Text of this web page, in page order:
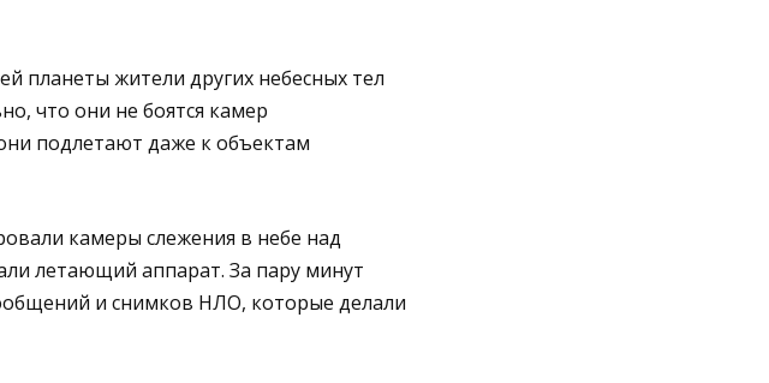
планеты жители других небесных тел
что они не боятся камер
подлетают даже к объектам
камеры слежения в небе над
летающий аппарат. За пару минут
и снимков НЛО, которые делали